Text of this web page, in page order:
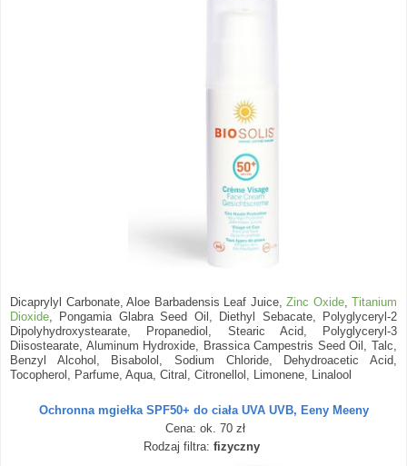
Dicaprylyl Carbonate, Aloe Barbadensis Leaf Juice, Zinc Oxide, Titanium
Dioxide , Pongamia Glabra Seed Oil, Diethyl Sebacate, Polyglyceryl-2
Dipolyhydroxystearate, Propanediol, Stearic Acid, Polyglyceryl-3
Diisostearate, Aluminum Hydroxide, Brassica Campestris Seed Oil, Talc,
Benzyl Alcohol, Bisabolol, Sodium Chloride, Dehydroacetic Acid,
Tocopherol, Parfume, Aqua, Citral, Citronellol, Limonene, Linalool
Ochronna mgiełka SPF50+ do ciała UVA UVB, Eeny Meeny
Cena: ok. 70 zł
Rodzaj filtra: fizyczny